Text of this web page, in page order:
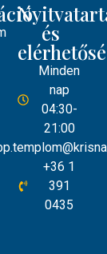
és
Minden
nap
04:30-
21:00
+36 1
391
0435